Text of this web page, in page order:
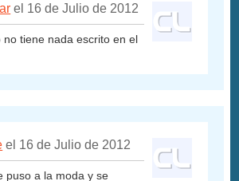
el 16 de Julio de 2012
no tiene nada escrito en el
el 16 de Julio de 2012
puso a la moda y se